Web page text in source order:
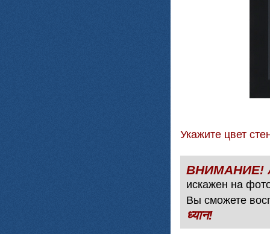
Укажите цвет
искажен на
Вы сможете
ध्यान!